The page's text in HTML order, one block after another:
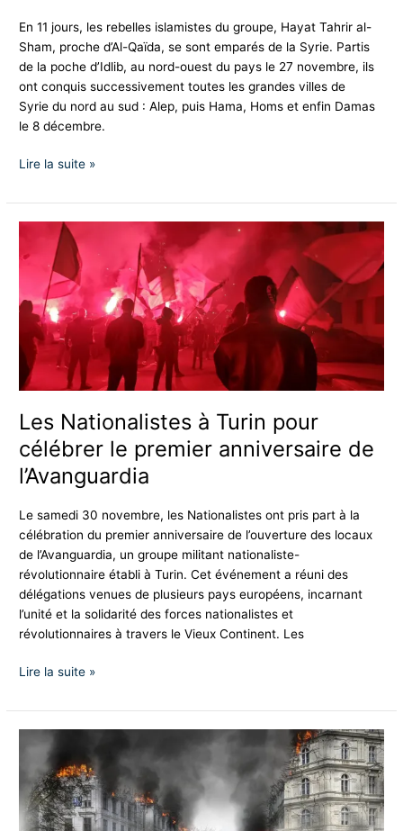
En 11 jours, les rebelles islamistes du groupe, Hayat Tahrir al-
Sham, proche d’Al-Qaïda, se sont emparés de la Syrie. Partis
de la poche d’Idlib, au nord-ouest du pays le 27 novembre, ils
ont conquis successivement toutes les grandes villes de
Syrie du nord au sud : Alep, puis Hama, Homs et enfin Damas
le 8 décembre.
Lire la suite »
Les Nationalistes à Turin pour
célébrer le premier anniversaire de
l’Avanguardia
Le samedi 30 novembre, les Nationalistes ont pris part à la
célébration du premier anniversaire de l’ouverture des locaux
de l’Avanguardia, un groupe militant nationaliste-
révolutionnaire établi à Turin. Cet événement a réuni des
délégations venues de plusieurs pays européens, incarnant
l’unité et la solidarité des forces nationalistes et
révolutionnaires à travers le Vieux Continent. Les
Nationalistes
à
Turin
pour
célébrer
le
premier
anniversaire
l’Avanguardia
Lire la suite »
Ukraine,
stop